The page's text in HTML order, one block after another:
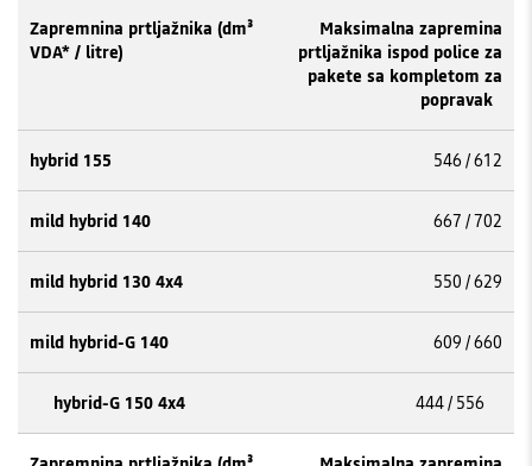
Maksimalna zapremina
prtljažnika ispod police za
pakete sa kompletom za
popravak ​
546 / 612
667 / 702
550 / 629
609 / 660
444 / 556